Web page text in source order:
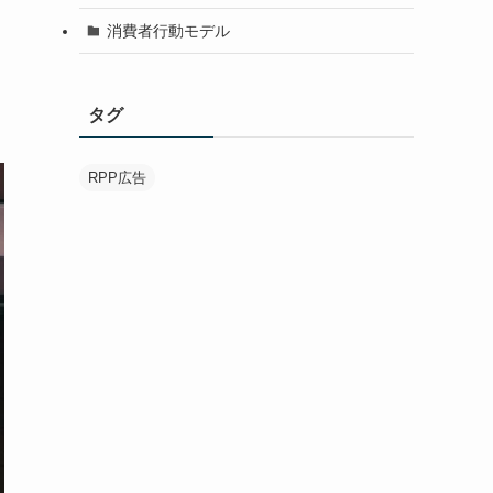
消費者行動モデル
タグ
RPP広告